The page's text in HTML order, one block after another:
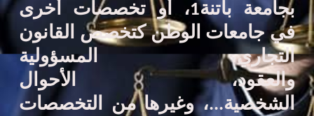
بجامعة باتنة1 ، أو تخصصات أخرى
في جامعات الوطن كتخصص القانون
التجاري، المسؤولية
والعقود،الأحوال
الشخصية...،وغيرها من التخصصات